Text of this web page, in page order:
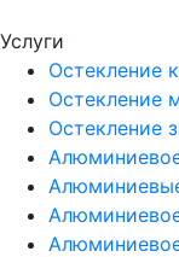
Услуги
Остекление
Остекление
Остекление